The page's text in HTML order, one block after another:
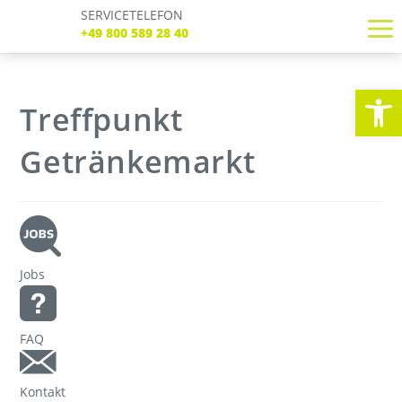
SERVICETELEFON
+49 800 589 28 40
SERVICE TELEFON
+49 800 589 28 40
REGISTRIERENLOGIN
Freizeit
Unternehmen
Treffpunkt
Getränkemarkt
Jobs
FAQ
Kontakt